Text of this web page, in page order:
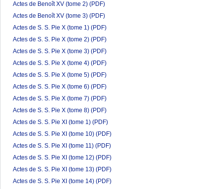
Actes de Benoît XV (tome 2) (PDF)
Actes de Benoît XV (tome 3) (PDF)
Actes de S. S. Pie X (tome 1) (PDF)
Actes de S. S. Pie X (tome 2) (PDF)
Actes de S. S. Pie X (tome 3) (PDF)
Actes de S. S. Pie X (tome 4) (PDF)
Actes de S. S. Pie X (tome 5) (PDF)
Actes de S. S. Pie X (tome 6) (PDF)
Actes de S. S. Pie X (tome 7) (PDF)
Actes de S. S. Pie X (tome 8) (PDF)
Actes de S. S. Pie XI (tome 1) (PDF)
Actes de S. S. Pie XI (tome 10) (PDF)
Actes de S. S. Pie XI (tome 11) (PDF)
Actes de S. S. Pie XI (tome 12) (PDF)
Actes de S. S. Pie XI (tome 13) (PDF)
Actes de S. S. Pie XI (tome 14) (PDF)